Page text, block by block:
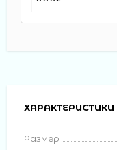
ХАРАКТЕРИСТИКИ
Размер